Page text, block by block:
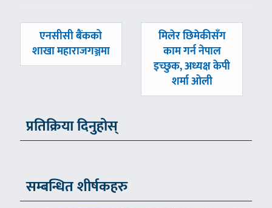
पछिल्लाे
-
एनसीसी बैंकको
शाखा महाराजगञ्जमा
अघिल्लाे
मिलेर छिमेकीसँग
काम गर्न नेपाल
इच्छुक, अध्यक्ष केपी
शर्मा ओली
प्रतिक्रिया दिनुहोस्
सम्बन्धित शीर्षकहरु